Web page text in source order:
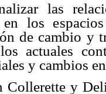
las
en los
de cambio y
actuales
y cambios
Collerette y